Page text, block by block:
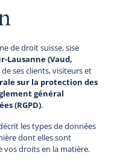
de droit suisse, sise
Lausanne (Vaud,
ses clients, visiteurs et
sur la protection des
général
(RGPD).
les types de données
dont elles sont
vos droits en la matière.